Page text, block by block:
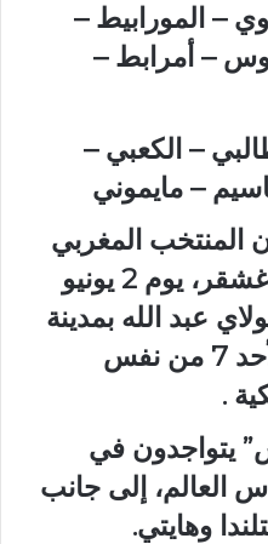
– المورابيط –
– أمرابط –
– الكعبي –
– مايموني
المنتخب المغربي
سيواجه وديا كل من مدغشقر، يوم 2 يونيو
عبد الله بمدينة
الرباط، والنرويج يوم الأحد 7 من نفس
.
يتواجدون في
العالم، إلى جانب
وهايتي.